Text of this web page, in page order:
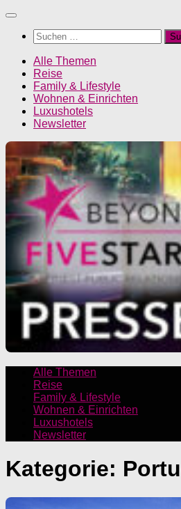
Unter
Inhalt
Suchen
nach:
Alle Themen
Reise
Family & Lifestyle
Wohnen & Einrichten
Luxushotels
Newsletter
Alle Themen
Reise
Family & Lifestyle
Wohnen & Einrichten
Luxushotels
Newsletter
Kategorie: